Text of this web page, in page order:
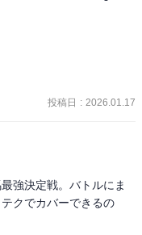
なり
だ。
て
ちの言う
投稿日 : 2026.01.17
強決定戦。バトルにま
クでカバーできるの